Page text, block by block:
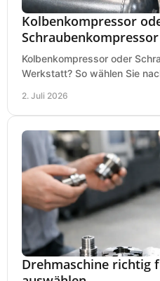
Kolbenkompressor
Kolbenkompressor oder
Werkstatt? So wählen Sie
2. Juli 2026
Drehmaschine richtig